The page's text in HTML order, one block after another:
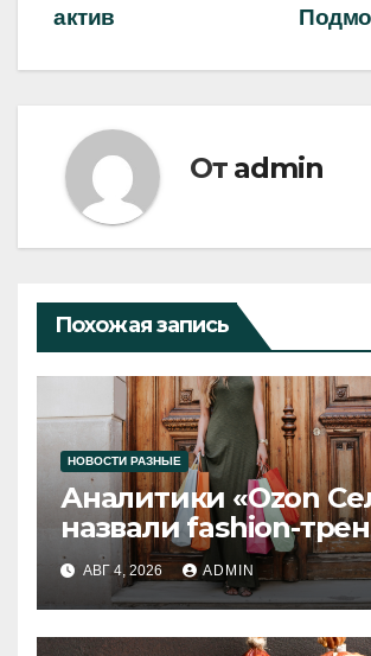
актив
От admin
Похожая запись
НОВОСТИ РАЗНЫЕ
Аналитики «Ozon
назвали fashion-
2026 года
АВГ 4, 2026 ADMIN